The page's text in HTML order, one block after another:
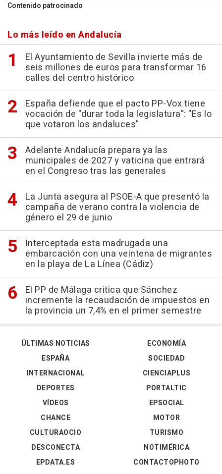
Contenido patrocinado
Lo más leído en Andalucía
El Ayuntamiento de Sevilla invierte más de
seis millones de euros para transformar 16
calles del centro histórico
España defiende que el pacto PP-Vox tiene
vocación de "durar toda la legislatura": "Es lo
que votaron los andaluces"
Adelante Andalucía prepara ya las
municipales de 2027 y vaticina que entrará
en el Congreso tras las generales
La Junta asegura al PSOE-A que presentó la
campaña de verano contra la violencia de
género el 29 de junio
Interceptada esta madrugada una
embarcación con una veintena de migrantes
en la playa de La Línea (Cádiz)
El PP de Málaga critica que Sánchez
incremente la recaudación de impuestos en
la provincia un 7,4% en el primer semestre
ÚLTIMAS NOTICIAS
ESPAÑA
INTERNACIONAL
DEPORTES
VÍDEOS
ECONOMÍA
SOCIEDAD
CIENCIAPLUS
PORTALTIC
EPSOCIAL
CHANCE
CULTURAOCIO
DESCONECTA
EPDATA.ES
MOTOR
TURISMO
NOTIMÉRICA
CONTACTOPHOTO